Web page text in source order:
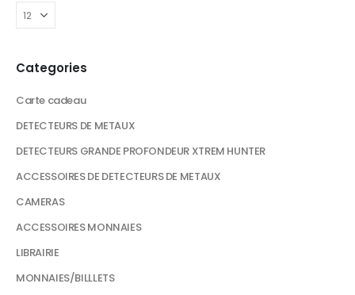
Categories
Carte cadeau
DETECTEURS DE METAUX
DETECTEURS GRANDE PROFONDEUR XTREM HUNTER
ACCESSOIRES DE DETECTEURS DE METAUX
CAMERAS
ACCESSOIRES MONNAIES
LIBRAIRIE
MONNAIES/BILLLETS